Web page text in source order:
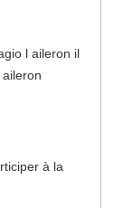
l aileron il
à la